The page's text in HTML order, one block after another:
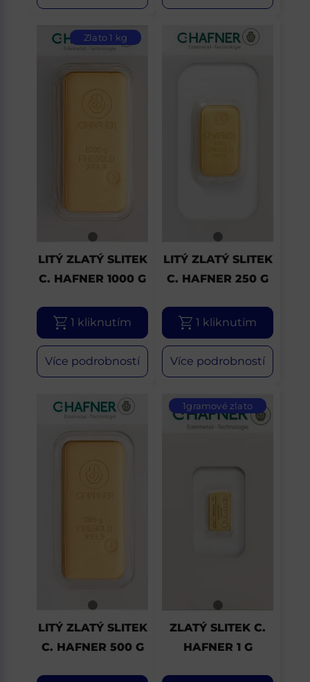
Zlato 1 kg
LITÝ ZLATÝ SLITEK
C. HAFNER 1000 G
1 kliknutím
Více podrobností
LITÝ ZLATÝ SLITEK
C. HAFNER 250 G
1 kliknutím
Více podrobností
LITÝ ZLATÝ SLITEK
C. HAFNER 500 G
1gramové zlato
ZLATÝ SLITEK C.
HAFNER 1 G